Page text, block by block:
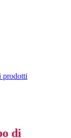
prodotti
di